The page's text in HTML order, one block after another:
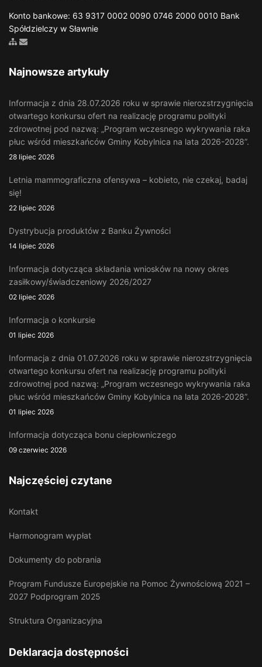
Konto bankowe: 63 9317 0002 0090 0746 2000 0010 Bank
Spółdzielczy w Sławnie
Zobacz mapę strony
Wyślij email
Najnowsze artykuły
Informacja z dnia 28.07.2026 roku w sprawie nierozstrzygnięcia
otwartego konkursu ofert na realizację programu polityki
zdrowotnej pod nazwą: „Program wczesnego wykrywania raka
płuc wśród mieszkańców Gminy Kobylnica na lata 2026-2028”.
28 lipiec 2026
Letnia mammograficzna ofensywa – kobieto, nie czekaj, badaj
się!
22 lipiec 2026
Dystrybucja produktów z Banku Żywności
14 lipiec 2026
Informacja dotycząca składania wniosków na nowy okres
zasiłkowy/świadczeniowy 2026/2027
02 lipiec 2026
Informacja o konkursie
01 lipiec 2026
Informacja z dnia 01.07.2026 roku w sprawie nierozstrzygnięcia
otwartego konkursu ofert na realizację programu polityki
zdrowotnej pod nazwą: „Program wczesnego wykrywania raka
płuc wśród mieszkańców Gminy Kobylnica na lata 2026-2028”.
01 lipiec 2026
Informacja dotycząca bonu ciepłowniczego
09 czerwiec 2026
Najczęściej czytane
Kontakt
Harmonogram wypłat
Dokumenty do pobrania
Program Fundusze Europejskie na Pomoc Żywnościową 2021 –
2027 Podprogram 2025
Struktura Organizacyjna
Deklaracja dostępności